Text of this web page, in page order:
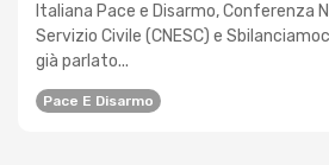
Italiana Pace e Disarmo, Conferenza
Servizio Civile (CNESC) e
già parlato...
Pace E Disarmo